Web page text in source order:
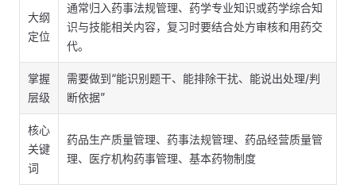
大纲
定位
通常归入药事法规管理、药学专业知识或药学综合知
识与技能相关内容，复习时要结合处方审核和用药交
代。
掌握
层级
需要做到“能识别题干、能排除干扰、能说出处理/判
断依据”
核心
关键
词
药品生产质量管理、药事法规管理、药品经营质量管
理、医疗机构药事管理、基本药物制度